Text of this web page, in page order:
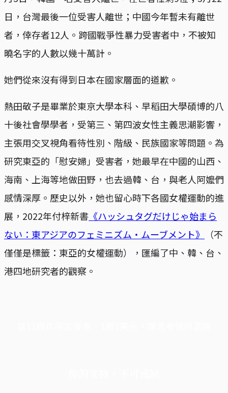
日，台灣最後一位受害人離世；中國今年暫未有離世
者，倖存者12人。跨國戰爭性暴力受害者中，不被知
曉名字的人數以幾十萬計。
她們從來沒有得到日本在國家層面的道歉。
熱田敬子是畢業於東京大學本科、早稻田大學碩博的八
十後社會學學者，受第三、第四波女性主義思潮影響，
主張用交叉視角看待性別、階級、民族國家等問題。為
研究東亞的「慰安婦」受害者，她最早在中國的山西、
海南、上海等地做田野，也去過韓、台，與老人阿嬤們
感情深厚。歷史以外，她也留心時下各國女權運動的進
展，2022年付梓新書 《ハッシュタグだけじゃ始まら
ない：東アジアのフェミニズム・ムーブメント》
（不
僅僅是標籤：東亞的女權運動），匯編了中、韓、台、
港四地研究者的觀察。